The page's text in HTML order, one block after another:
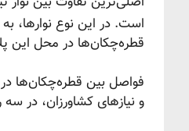
است. در این نوع نوارها،
قطره‌چکان‌ها در محل این
فواصل بین قطره‌چکان‌ها در
و نیازهای کشاورزان، در سه رنج اندازه 10، 20 و 30 سانتیمتر تولید و